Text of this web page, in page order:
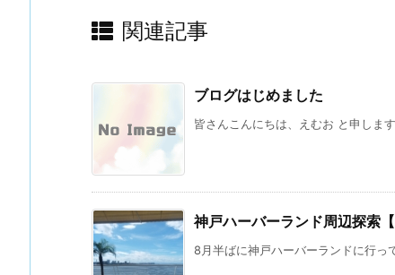
関連記事
ブログはじめました
皆さんこんにちは、えむお と申しま
神戸ハーバーランド周辺探索
8月半ばに神戸ハーバーランドに行っ